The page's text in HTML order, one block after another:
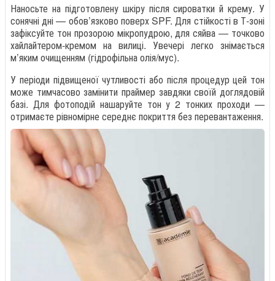
Наносьте на підготовлену шкіру після сироватки й крему. У
сонячні дні — обов’язково поверх SPF. Для стійкості в Т-зоні
зафіксуйте тон прозорою мікропудрою, для сяйва — точково
хайлайтером-кремом на вилиці. Увечері легко знімається
м’яким очищенням (гідрофільна олія/мус).
У періоди підвищеної чутливості або після процедур цей тон
може тимчасово замінити праймер завдяки своїй доглядовій
базі. Для фотоподій нашаруйте тон у 2 тонких проходи —
отримаєте рівномірне середнє покриття без перевантаження.